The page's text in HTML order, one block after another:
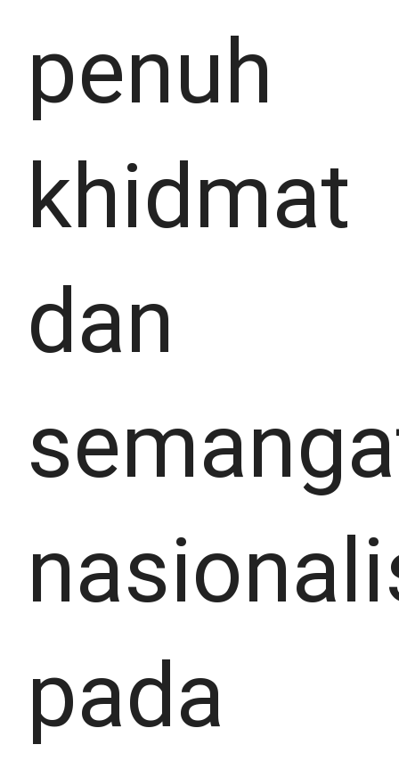
penuh
khidmat
dan
pada